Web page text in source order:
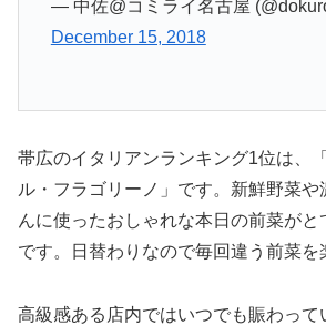
— 中佐@コミライ名古屋
December 15, 2018
帯広のイタリアンランキング1位は、
ル・フラゴリーノ」です。新鮮野菜
んに使ったおしゃれな本日の前菜がと
です。日替わりなので毎回違う前菜を
高級感ある店内ではいつでも賑わって